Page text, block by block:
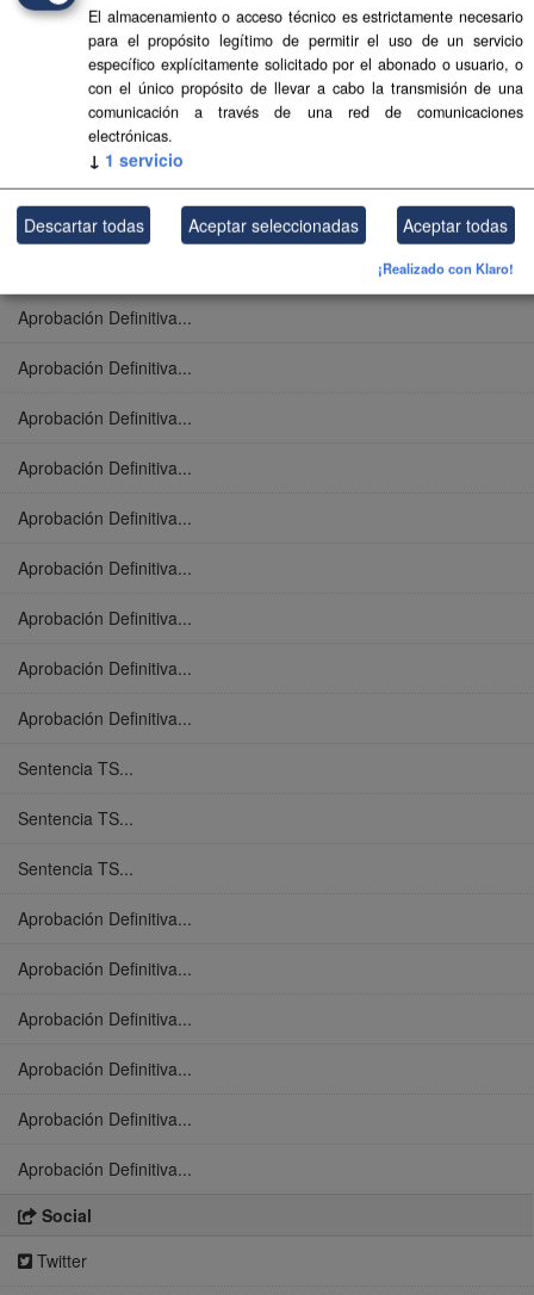
Sentencia del...
Sentencia del...
Aprobación Definitiva...
Aprobación Definitiva...
Aprobación Definitiva...
Aprobación Definitiva...
Aprobación Definitiva...
Aprobación Definitiva...
Aprobación Definitiva...
Aprobación Definitiva...
Aprobación Definitiva...
Aprobación Definitiva...
Aprobación Definitiva...
Aprobación Definitiva...
Sentencia TS...
Sentencia TS...
Sentencia TS...
Aprobación Definitiva...
Aprobación Definitiva...
Aprobación Definitiva...
Aprobación Definitiva...
Aprobación Definitiva...
Aprobación Definitiva...
Social
Twitter
El almacenamiento o acceso técnico es estrictamente necesario
para el propósito legítimo de permitir el uso de un servicio
específico explícitamente solicitado por el abonado o usuario, o
con el único propósito de llevar a cabo la transmisión de una
comunicación a través de una red de comunicaciones
electrónicas.
↓ 1 servicio
Descartar todas Aceptar seleccionadas Aceptar todas
¡Realizado con Klaro!